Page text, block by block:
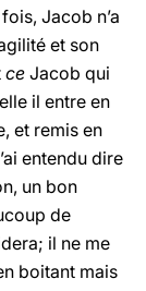
Jacob n’a
et son
ce Jacob qui
il entre en
et remis en
entendu dire
un bon
de
il ne me
boitant mais